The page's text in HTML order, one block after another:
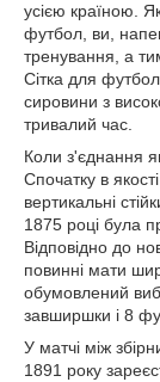
усією країною.
футбол, ви,
тренування, а
Сітка для
сировини з
тривалий час.
Коли з'єднання
Спочатку в
вертикальні
1875 році була
Відповідно до
повинні мати
обумовлений
завширшки і 8
У матчі між
1891 року